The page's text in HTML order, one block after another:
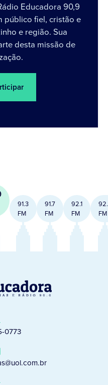
Educadora 90,9
público fiel, cristão e
e região. Sua
desta missão de
91.3
FM
91.7
FM
92.1
FM
FM
0773